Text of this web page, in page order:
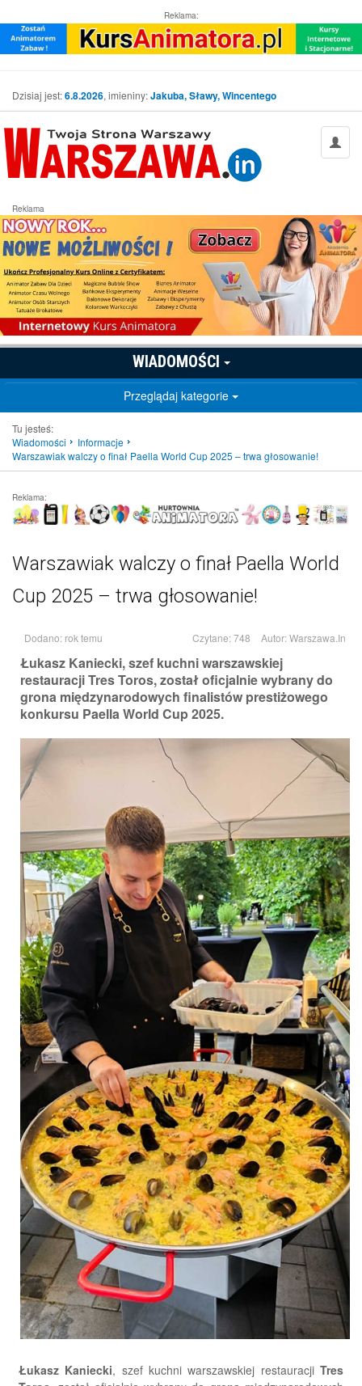
Reklama:
Dzisiaj jest:6.8.2026, imieniny:Jakuba, Sławy, Wincentego
Reklama
WIADOMOŚCI
Przeglądaj kategorie
Tu jesteś:
Wiadomości
Informacje
Warszawiak walczy o finał Paella World Cup 2025 – trwa głosowanie!
Reklama:
Warszawiak walczy o finał Paella World
Cup 2025 – trwa głosowanie!
Dodano: rok temu Czytane: 748 Autor:Warszawa.In
Łukasz Kaniecki, szef kuchni warszawskiej
restauracji Tres Toros, został oficjalnie wybrany do
grona międzynarodowych finalistów prestiżowego
konkursu Paella World Cup 2025.
Łukasz Kaniecki, szef kuchni warszawskiej restauracjiTres